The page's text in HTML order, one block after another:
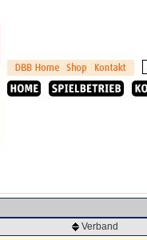
Verband